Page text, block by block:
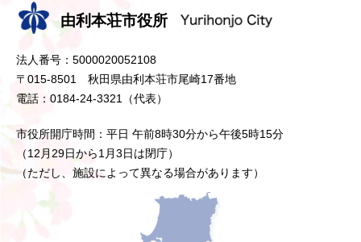
由利本荘市役所
法人番号：5000020052108
〒015-8501 秋田県由利本荘市尾崎17番地
電話：0184-24-3321（代表）
市役所開庁時間：平日 午前8時30分から午後5時15分
（12月29日から1月3日は閉庁）
（ただし、施設によって異なる場合があります）